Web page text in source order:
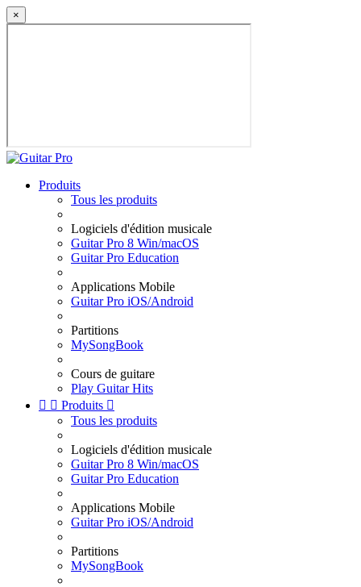
×
Produits
Tous les produits
Logiciels d'édition musicale
Guitar Pro 8 Win/macOS
Guitar Pro Education
Applications Mobile
Guitar Pro iOS/Android
Partitions
MySongBook
Cours de guitare
Play Guitar Hits
  Produits 
Tous les produits
Logiciels d'édition musicale
Guitar Pro 8 Win/macOS
Guitar Pro Education
Applications Mobile
Guitar Pro iOS/Android
Partitions
MySongBook